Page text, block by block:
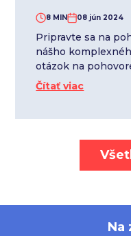
8 MIN 08 jún 2024
Pripravte sa na
nášho
otázok na
Čítať viac
Na